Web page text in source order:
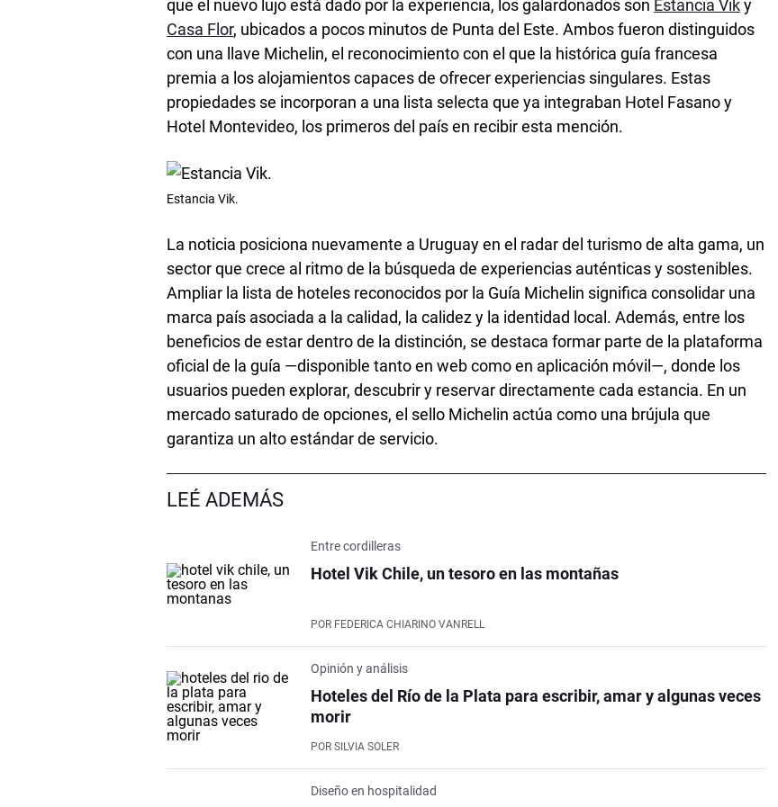
que el nuevo lujo está dado por la experiencia, los galardonados son Estancia Viky
Casa Flor, ubicados a pocos minutos de Punta del Este. Ambos fueron distinguidos
con una llave Michelin, el reconocimiento con el que la histórica guía francesa
premia a los alojamientos capaces de ofrecer experiencias singulares. Estas
propiedades se incorporan a una lista selecta que ya integraban Hotel Fasano y
Hotel Montevideo, los primeros del país en recibir esta mención.
Estancia Vik.
La noticia posiciona nuevamente a Uruguay en el radar del turismo de alta gama, un
sector que crece al ritmo de la búsqueda de experiencias auténticas y sostenibles.
Ampliar la lista de hoteles reconocidos por la Guía Michelin significa consolidar una
marca país asociada a la calidad, la calidez y la identidad local. Además, entre los
beneficios de estar dentro de la distinción, se destaca formar parte de la plataforma
oficial de la guía —disponible tanto en web como en aplicación móvil—, donde los
usuarios pueden explorar, descubrir y reservar directamente cada estancia. En un
mercado saturado de opciones, el sello Michelin actúa como una brújula que
garantiza un alto estándar de servicio.
LEÉ ADEMÁS
Entre cordilleras
Hotel Vik Chile, un tesoro en las montañas
POR FEDERICA CHIARINO VANRELL
Opinión y análisis
Hoteles del Río de la Plata para escribir, amar y algunas veces
morir
POR SILVIA SOLER
Diseño en hospitalidad